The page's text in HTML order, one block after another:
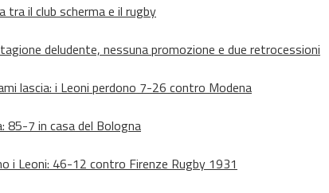
tra il club scherma e il rugby
deludente, nessuna promozione e due retrocessioni
lascia: i Leoni perdono 7-26 contro Modena
7 in casa del Bologna
i Leoni: 46-12 contro Firenze Rugby 1931